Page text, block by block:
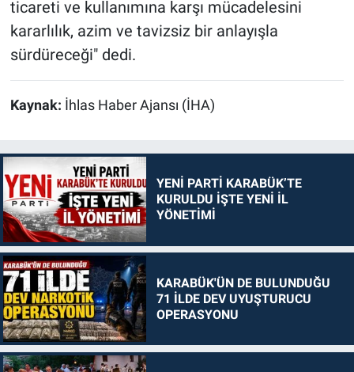
ticareti ve kullanımına karşı mücadelesini
kararlılık, azim ve tavizsiz bir anlayışla
sürdüreceği" dedi.
Kaynak: İhlas Haber Ajansı (İHA)
YENİ PARTİ KARABÜK’TE
KURULDU İŞTE YENİ İL
YÖNETİMİ
KARABÜK'ÜN DE BULUNDUĞU
71 İLDE DEV UYUŞTURUCU
OPERASYONU